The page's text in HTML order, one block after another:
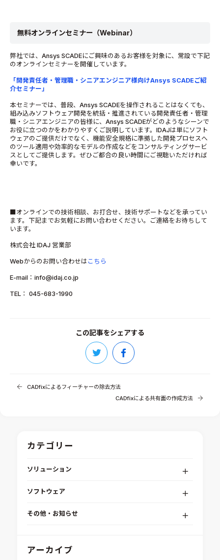
無料オンラインセミナー（Webinar）
弊社では、Ansys SCADEにご興味のあるお客様を対象に、常設で下記
のオンラインセミナーを開催しています。
「開発責任者・管理職・シニアエンジニア様向けAnsys SCADEご紹
介セミナー」
本セミナーでは、普段、Ansys SCADEを操作されることはなくても、
組み込みソフトウェア開発を統括・推進されている開発責任者・管理
職・シニアエンジニアの皆様に、Ansys SCADEがどのようなシーンで
お役に立つのかをわかりやすくご説明しています。IDAJは単にソフト
ウェアのご提供だけでなく、機能安全規格に準拠した開発プロセスへ
のツール適用や効率的なモデルの作成などをコンサルティングサービ
スとしてご提供します。ぜひご都合の良い時間にご視聴いただければ
幸いです。
■オンラインでの技術相談、お打合せ、技術サポートなどを承ってい
ます。下記までお気軽にお問い合わせください。ご連絡をお待ちして
います。
株式会社 IDAJ 営業部
Webからのお問い合わせは こちら
E-mail：info@idaj.co.jp
TEL： 045-683-1990
この記事をシェアする
CADfixによるフィーチャーの除去方法
CADfixによる共有面の作成方法
カテゴリー
ソリューション
組込みソフトウェア開発プラットフォーム
システムシミュレーション
ソフトウェア
modeFRONTIER
その他・お知らせ
IDAJからのお知らせ
アーカイブ